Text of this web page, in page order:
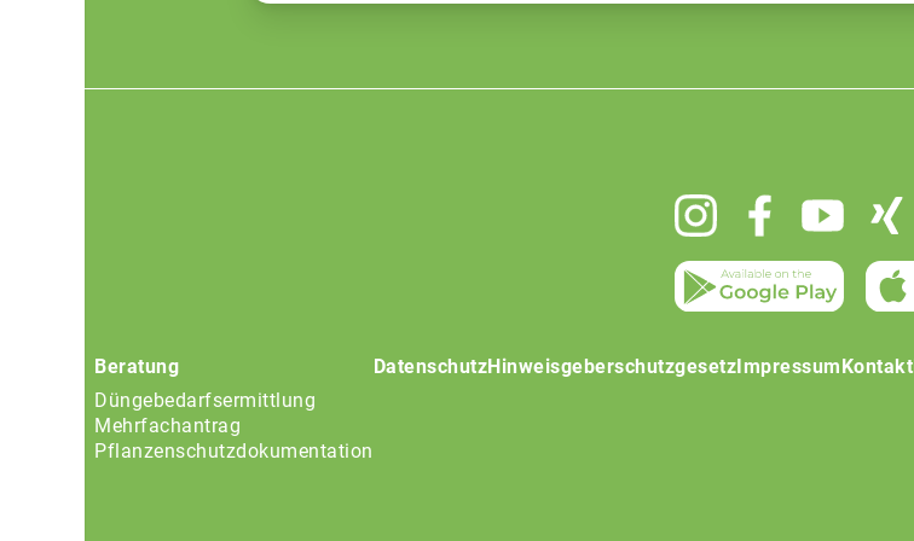
Beratung
Düngebedarfsermittlung
Mehrfachantrag
Pflanzenschutzdokumentation
DatenschutzHinweisgeberschutzgesetz Impressum Kontakt